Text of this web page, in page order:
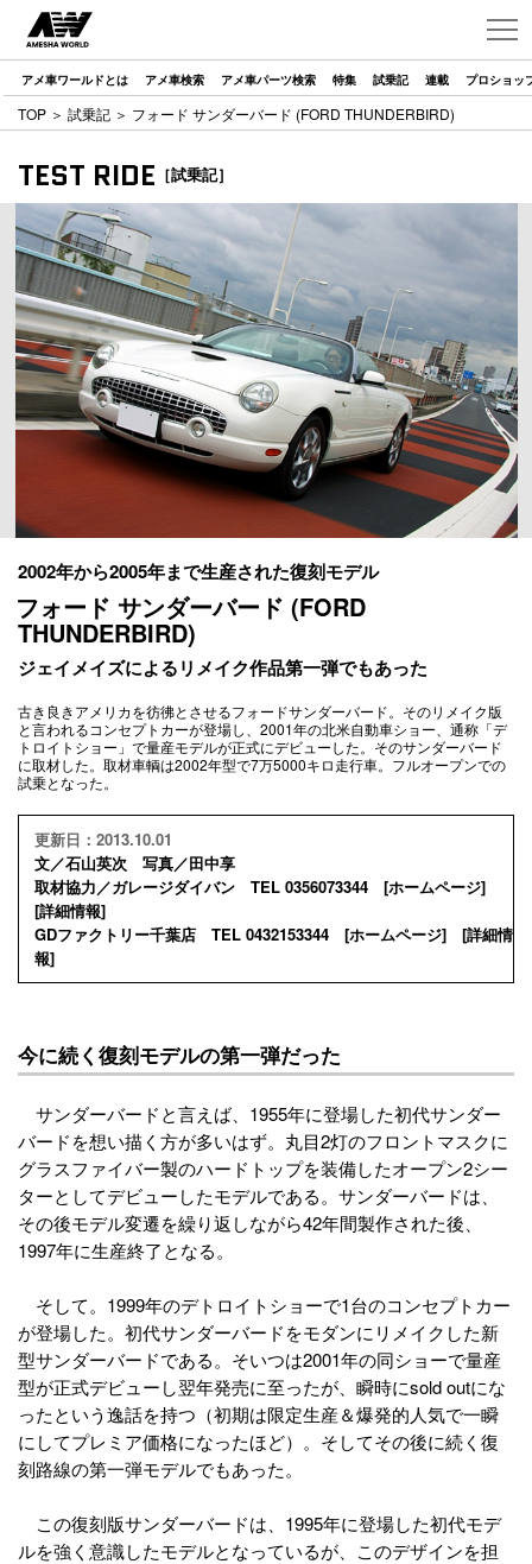
アメ車ワールドとは アメ車検索 アメ車パーツ検索 特集 試乗記 連載 プロショッ
TOP ＞ 試乗記 ＞ フォード サンダーバード (FORD THUNDERBIRD)
TEST RIDE ［試乗記］
2002年から2005年まで生産された復刻モデル
フォード サンダーバード (FORD
THUNDERBIRD)
ジェイメイズによるリメイク作品第一弾でもあった
古き良きアメリカを彷彿とさせるフォードサンダーバード。そのリメイク版
と言われるコンセプトカーが登場し、2001年の北米自動車ショー、通称「デ
トロイトショー」で量産モデルが正式にデビューした。そのサンダーバード
に取材した。取材車輌は2002年型で7万5000キロ走行車。フルオープンでの
試乗となった。
更新日：2013.10.01
文／石山英次 写真／田中享
取材協力／ガレージダイバン TEL 0356073344 [ホームページ]
[詳細情報]
GDファクトリー千葉店 TEL 0432153344 [ホームページ] [詳細情
報]
今に続く復刻モデルの第一弾だった
サンダーバードと言えば、1955年に登場した初代サンダー
バードを想い描く方が多いはず。丸目2灯のフロントマスクに
グラスファイバー製のハードトップを装備したオープン2シー
ターとしてデビューしたモデルである。サンダーバードは、
その後モデル変遷を繰り返しながら42年間製作された後、
1997年に生産終了となる。
そして。1999年のデトロイトショーで1台のコンセプトカー
が登場した。初代サンダーバードをモダンにリメイクした新
型サンダーバードである。そいつは2001年の同ショーで量産
型が正式デビューし翌年発売に至ったが、瞬時にsold outにな
ったという逸話を持つ（初期は限定生産＆爆発的人気で一瞬
にしてプレミア価格になったほど）。そしてその後に続く復
刻路線の第一弾モデルでもあった。
この復刻版サンダーバードは、1995年に登場した初代モデ
ルを強く意識したモデルとなっているが、このデザインを担